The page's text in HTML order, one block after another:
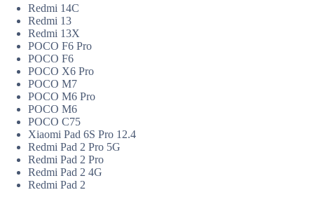
Redmi 14C
Redmi 13
Redmi 13X
POCO F6 Pro
POCO F6
POCO X6 Pro
POCO M7
POCO M6 Pro
POCO M6
POCO C75
Xiaomi Pad 6S Pro 12.4
Redmi Pad 2 Pro 5G
Redmi Pad 2 Pro
Redmi Pad 2 4G
Redmi Pad 2